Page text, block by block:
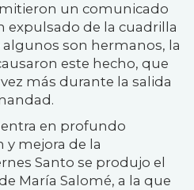
un comunicado
expulsado de la cuadrilla
son hermanos, la
este hecho, que
más durante la salida
en profundo
y mejora de la
Santo se produjo el
María Salomé, a la que